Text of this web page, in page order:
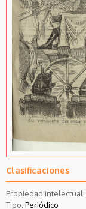
Clasificaciones
Propiedad intelectual:
Tipo: Periódico